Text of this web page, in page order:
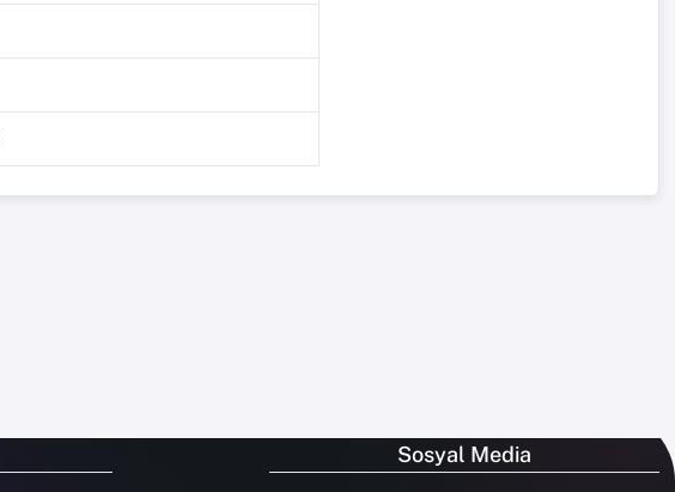
Sosyal Media